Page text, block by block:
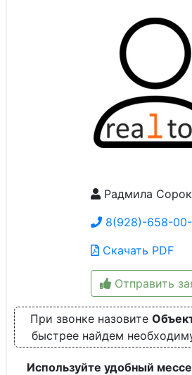
Радмила
8(928)-658-
Скачать PDF
Отправить
При звонке назовите
быстрее найдем
Используйте удобный